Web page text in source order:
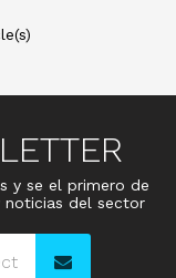
y se el primero de
noticias del sector